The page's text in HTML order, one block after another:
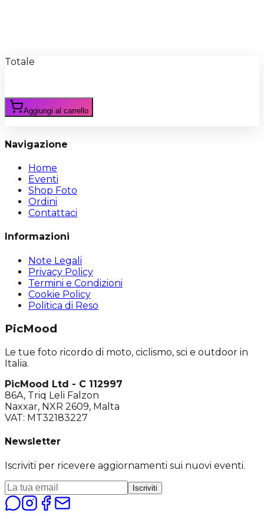
Totale
Aggiungi al carrello
Navigazione
Home
Eventi
Shop Foto
Ordini
Contattaci
Informazioni
Note Legali
Privacy Policy
Termini e Condizioni
Cookie Policy
Politica di Reso
PicMood
Le tue foto ricordo di moto, ciclismo, sci e outdoor in
Italia.
PicMood Ltd - C 112997
86A, Triq Leli Falzon
Naxxar, NXR 2609, Malta
VAT: MT32183227
Newsletter
Iscriviti per ricevere aggiornamenti sui nuovi eventi.
Iscriviti